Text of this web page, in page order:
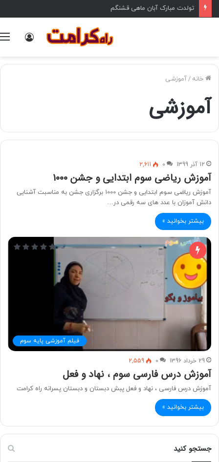
تولدت مبارک آبان ماهی قشنگم
خانه /آموزشی
آموزشی
12 آذر 1399 0
2,611
آموزش ریاضی سوم ابتدایی و جشن 1000
آموزش ریاضی سوم ابتدایی و جشن 1000 برگزاری جشن به مناسبت آشنایی
دانش آموزان با عدد های سه رقمی در…
بیشتر بخوانید »
فیلم آموزشی پایه سوم
29 خرداد 1396 0
2,559
آموزش درس فارسی سوم ، نهاد و فعل
آموزش درس فارسی ، نهاد و فعل پبش دبستان و دبستان پسرانه راه کرامت
بیشتر بخوانید »
جستجو کنید